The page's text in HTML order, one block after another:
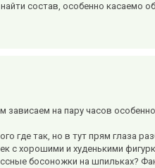
состав, особенно касаемо
на пару часов
где так, но в тут прям глаза
с хорошими и худенькими
босоножки на шпильках?